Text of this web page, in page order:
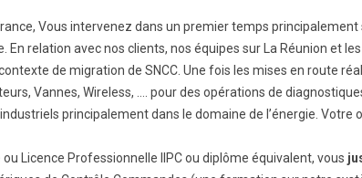
BTS Contrôle Industriel et
Régulation Automatique
(C.I.R.A.)
Les BTS par la voie de
l’apprentissage
Licence Professionnelle
Vous intervenez dans un premier temps
relation avec nos clients, nos équipes sur La Réunion et
de migration de SNCC. Une fois les mises en route
Vannes, Wireless, …. pour des opérations de
principalement dans le domaine de l’énergie. Votre
ou Licence Professionnelle IIPC ou diplôme équivalent, vous